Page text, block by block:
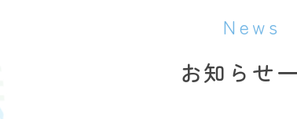
News
お知らせ